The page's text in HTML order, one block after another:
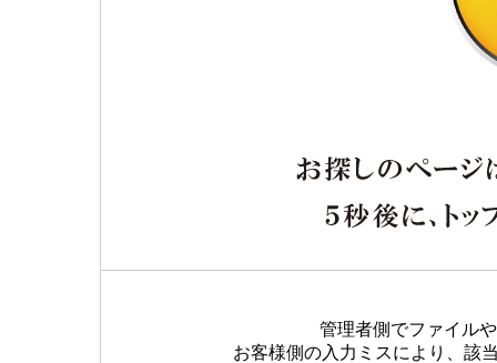
管理者側でファイル
お客様側の入力ミスにより、該